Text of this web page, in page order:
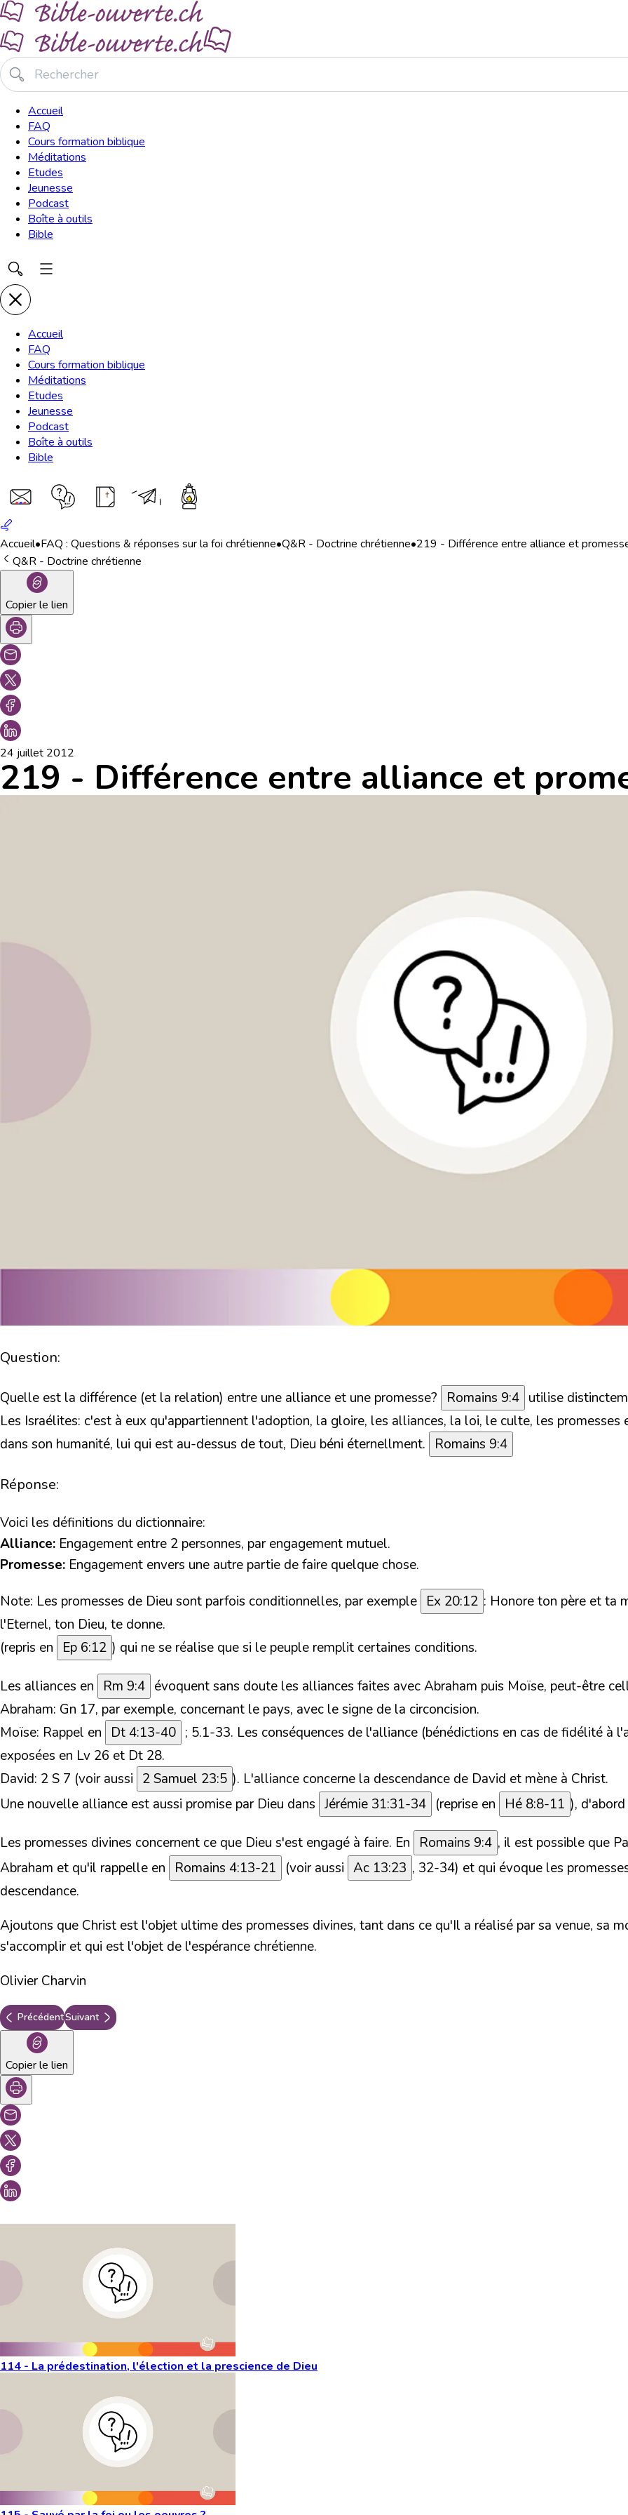
Accueil
FAQ
Cours formation biblique
Méditations
Etudes
Jeunesse
Podcast
Boîte à outils
Bible
Accueil
FAQ
Cours formation biblique
Méditations
Etudes
Jeunesse
Podcast
Boîte à outils
Bible
Accueil•FAQ : Questions & réponses sur la foi chrétienne•Q&R - Doctrine chrétienne•219 - Différence entre alliance et
Q&R - Doctrine chrétienne
Copier le lien
24 juillet 2012
219 - Différence entre alliance et
Question:
Quelle est la différence (et la relation) entre une alliance et une promesse? Romains 9:4 utilise
Les Israélites: c'est à eux qu'appartiennent l'adoption, la gloire, les alliances, la loi, le culte, les
dans son humanité, lui qui est au-dessus de tout, Dieu béni éternellment.
Romains 9:4
Réponse:
Voici les définitions du dictionnaire:
Alliance: Engagement entre 2 personnes, par engagement mutuel.
Promesse: Engagement envers une autre partie de faire quelque chose.
Note: Les promesses de Dieu sont parfois conditionnelles, par exemple Ex 20:12 : Honore ton père et ta
l'Eternel, ton Dieu, te donne.
(repris en Ep 6:12 ) qui ne se réalise que si le peuple remplit certaines conditions.
Les alliances en Rm 9:4 évoquent sans doute les alliances faites avec Abraham puis Moïse, peut-être
Abraham: Gn 17, par exemple, concernant le pays, avec le signe de la circoncision.
Moïse: Rappel en Dt 4:13-40 ; 5.1-33. Les conséquences de l'alliance (bénédictions en cas de fidélité à
exposées en Lv 26 et Dt 28.
David: 2 S 7 (voir aussi 2 Samuel 23:5 ). L'alliance concerne la descendance de David et mène à Christ.
Une nouvelle alliance est aussi promise par Dieu dans Jérémie 31:31-34 (reprise en Hé 8:8-11 ),
Les promesses divines concernent ce que Dieu s'est engagé à faire. En Romains 9:4 , il est possible que
Abraham et qu'il rappelle en
Romains 4:13-21 (voir aussi Ac 13:23 , 32-34) et qui évoque les
descendance.
Ajoutons que Christ est l'objet ultime des promesses divines, tant dans ce qu'Il a réalisé par sa venue, sa
s'accomplir et qui est l'objet de l'espérance chrétienne.
Olivier Charvin
PrécédentSuivant
Copier le lien
114 - La prédestination, l'élection et la prescience de Dieu